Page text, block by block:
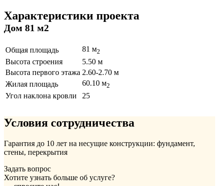
Характеристики проекта
Дом 81 м2
Общая площадь 81 м2
Высота строения
5.50 м
Высота первого этажа 2.60-2.70 м
Жилая площадь
60.10 м2
Угол наклона кровли 25
Условия сотрудничества
Гарантия до 10 лет на несущие конструкции: фундамент,
стены, перекрытия
Задать вопрос
Хотите узнать больше об услуге?